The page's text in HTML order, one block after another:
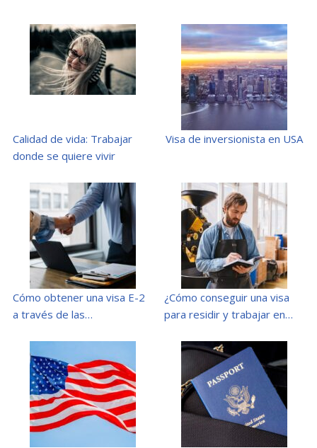
Calidad de vida: Trabajar
donde se quiere vivir
Visa de inversionista en USA
Cómo obtener una visa E-2
a través de las…
¿Cómo conseguir una visa
para residir y trabajar en…